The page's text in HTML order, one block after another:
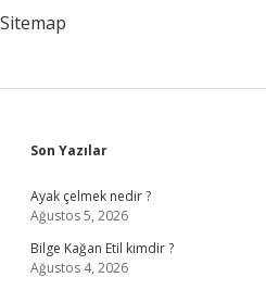
Sitemap
Sidebar
Son Yazılar
Ayak çelmek nedir ?
Ağustos 5, 2026
Bilge Kağan Etil kimdir ?
Ağustos 4, 2026